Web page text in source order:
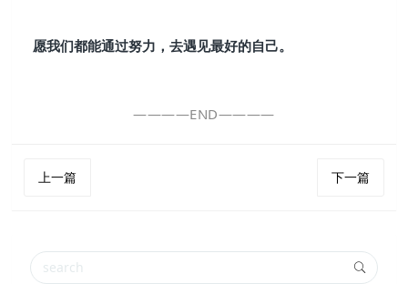
愿我们都能通过努力，去遇见最好的自己。
————END————
上一篇 下一篇